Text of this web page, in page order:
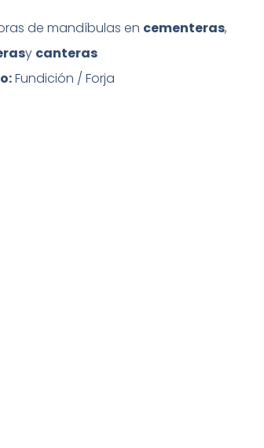
de mandíbulas en cementeras,
y canteras
Fundición / Forja